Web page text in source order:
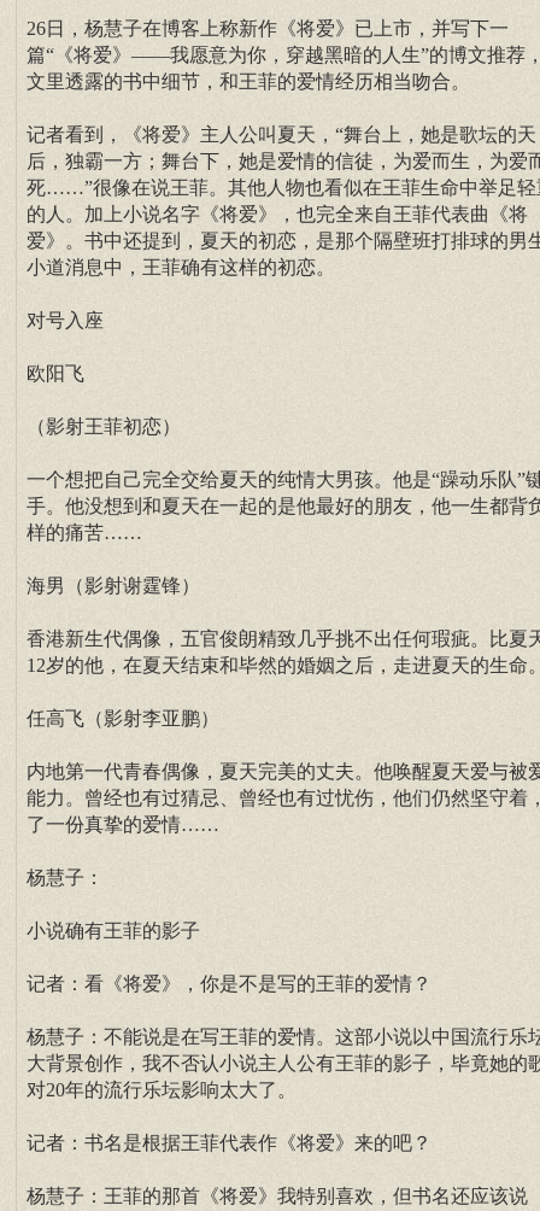
26日，杨慧子在博客上称新作《将爱》已上市，并写下一
篇“《将爱》——我愿意为你，穿越黑暗的人生”的博文推荐
文里透露的书中细节，和王菲的爱情经历相当吻合。
记者看到，《将爱》主人公叫夏天，“舞台上，她是歌坛的天
后，独霸一方；舞台下，她是爱情的信徒，为爱而生，为爱
死……”很像在说王菲。其他人物也看似在王菲生命中举足轻
的人。加上小说名字《将爱》，也完全来自王菲代表曲《将
爱》。书中还提到，夏天的初恋，是那个隔壁班打排球的男
小道消息中，王菲确有这样的初恋。
对号入座
欧阳飞
（影射王菲初恋）
一个想把自己完全交给夏天的纯情大男孩。他是“躁动乐队”
手。他没想到和夏天在一起的是他最好的朋友，他一生都背
样的痛苦……
海男（影射谢霆锋）
香港新生代偶像，五官俊朗精致几乎挑不出任何瑕疵。比夏
12岁的他，在夏天结束和毕然的婚姻之后，走进夏天的生命
任高飞（影射李亚鹏）
内地第一代青春偶像，夏天完美的丈夫。他唤醒夏天爱与被
能力。曾经也有过猜忌、曾经也有过忧伤，他们仍然坚守着
了一份真挚的爱情……
杨慧子：
小说确有王菲的影子
记者：看《将爱》，你是不是写的王菲的爱情？
杨慧子：不能说是在写王菲的爱情。这部小说以中国流行乐
大背景创作，我不否认小说主人公有王菲的影子，毕竟她的
对20年的流行乐坛影响太大了。
记者：书名是根据王菲代表作《将爱》来的吧？
杨慧子：王菲的那首《将爱》我特别喜欢，但书名还应该说